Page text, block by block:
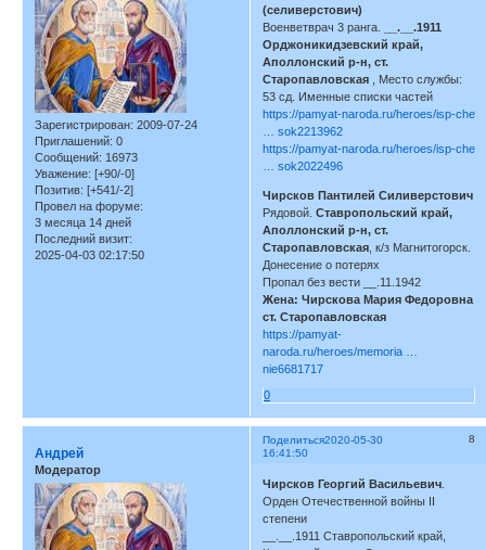
Зарегистрирован: 2009-07-24
Приглашений: 0
Сообщений: 16973
Уважение: [+90/-0]
Позитив: [+541/-2]
Провел на форуме:
3 месяца 14 дней
Последний визит:
2025-04-03 02:17:50
(селиверстович)
Военветврач 3 ранга.
__.__.1911
Орджоникидзевский край,
Аполлонский р-н, ст.
Старопавловская , Место службы:
53 сд. Именные списки частей
https://pamyat-naroda.ru/heroes/isp-che
… sok2213962
https://pamyat-naroda.ru/heroes/isp-che
… sok2022496
Чирсков Пантилей Силиверстович
Рядовой.Ставропольский край,
Аполлонский р-н, ст.
Старопавловская , к/з Магнитогорск.
Донесение о потерях
Пропал без вести __.11.1942
Жена: Чирскова Мария Федоровна
ст. Старопавловская
https://pamyat-
naroda.ru/heroes/memoria …
nie6681717
0
Поделиться 8
2020-05-30
16:41:50
Андрей
Модератор
Чирсков Георгий Васильевич
Орден Отечественной войны II
степени
__.__.1911 Ставропольский край,